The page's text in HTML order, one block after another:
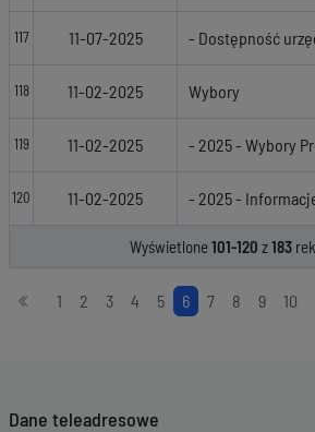
117 11-07-2025 - Dostępność
118 11-02-2025 Wybory
119 11-02-2025 - 2025 - Wybory
120 11-02-2025 - 2025 -
Wyświetlone101-120 z183
Stronicowanie
1 2 3 4 5 6 7 8 9 10
Dane teleadresowe